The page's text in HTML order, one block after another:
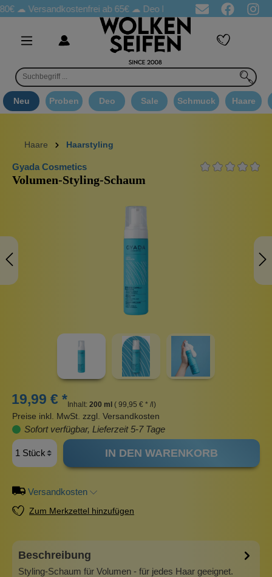
Versandkostenfrei ab 65€☁ Deo Proben in jeder Bestellung ☁
Neu Proben Deo Sale Schmuck Haare
Haare Haarstyling
Gyada Cosmetics
Volumen-Styling-Schaum
19,99 € * Inhalt: 200 ml ( 99,95 € * /l)
Preise inkl. MwSt. zzgl. Versandkosten
Sofort verfügbar, Lieferzeit 5-7 Tage
IN DEN WARENKORB
Versandkosten
Zum Merkzettel hinzufügen
Beschreibung
Styling-Schaum für Volumen - für jedes Haar geeignet.